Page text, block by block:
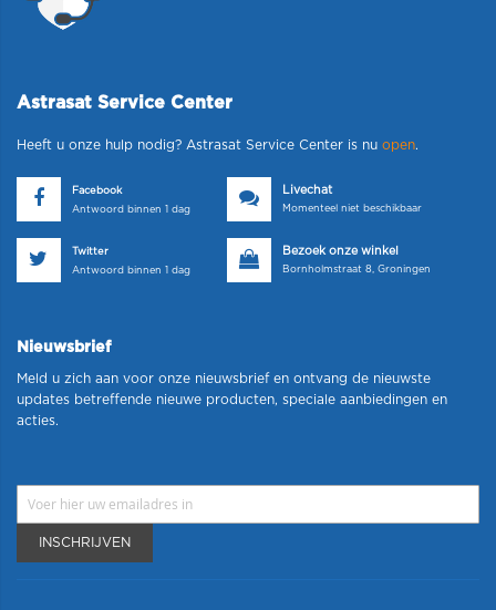
Astrasat Service Center
Heeft u onze hulp nodig? Astrasat Service Center is nu open.
Facebook
Antwoord binnen 1 dag
Livechat
Momenteel niet beschikbaar
Twitter
Antwoord binnen 1 dag
Bezoek onze winkel
Bornholmstraat 8, Groningen
Nieuwsbrief
Meld u zich aan voor onze nieuwsbrief en ontvang de nieuwste
updates betreffende nieuwe producten, speciale aanbiedingen en
acties.
INSCHRIJVEN